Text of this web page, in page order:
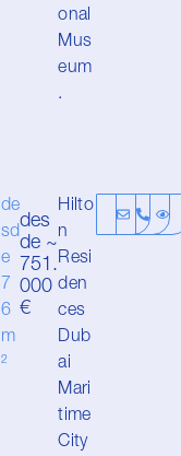
onal
Mus
eum
.
de
sd
e
7
6
m
²
des
de ~
751.
000
€
Hilto
n
Resi
den
ces
Dub
ai
Mari
time
City